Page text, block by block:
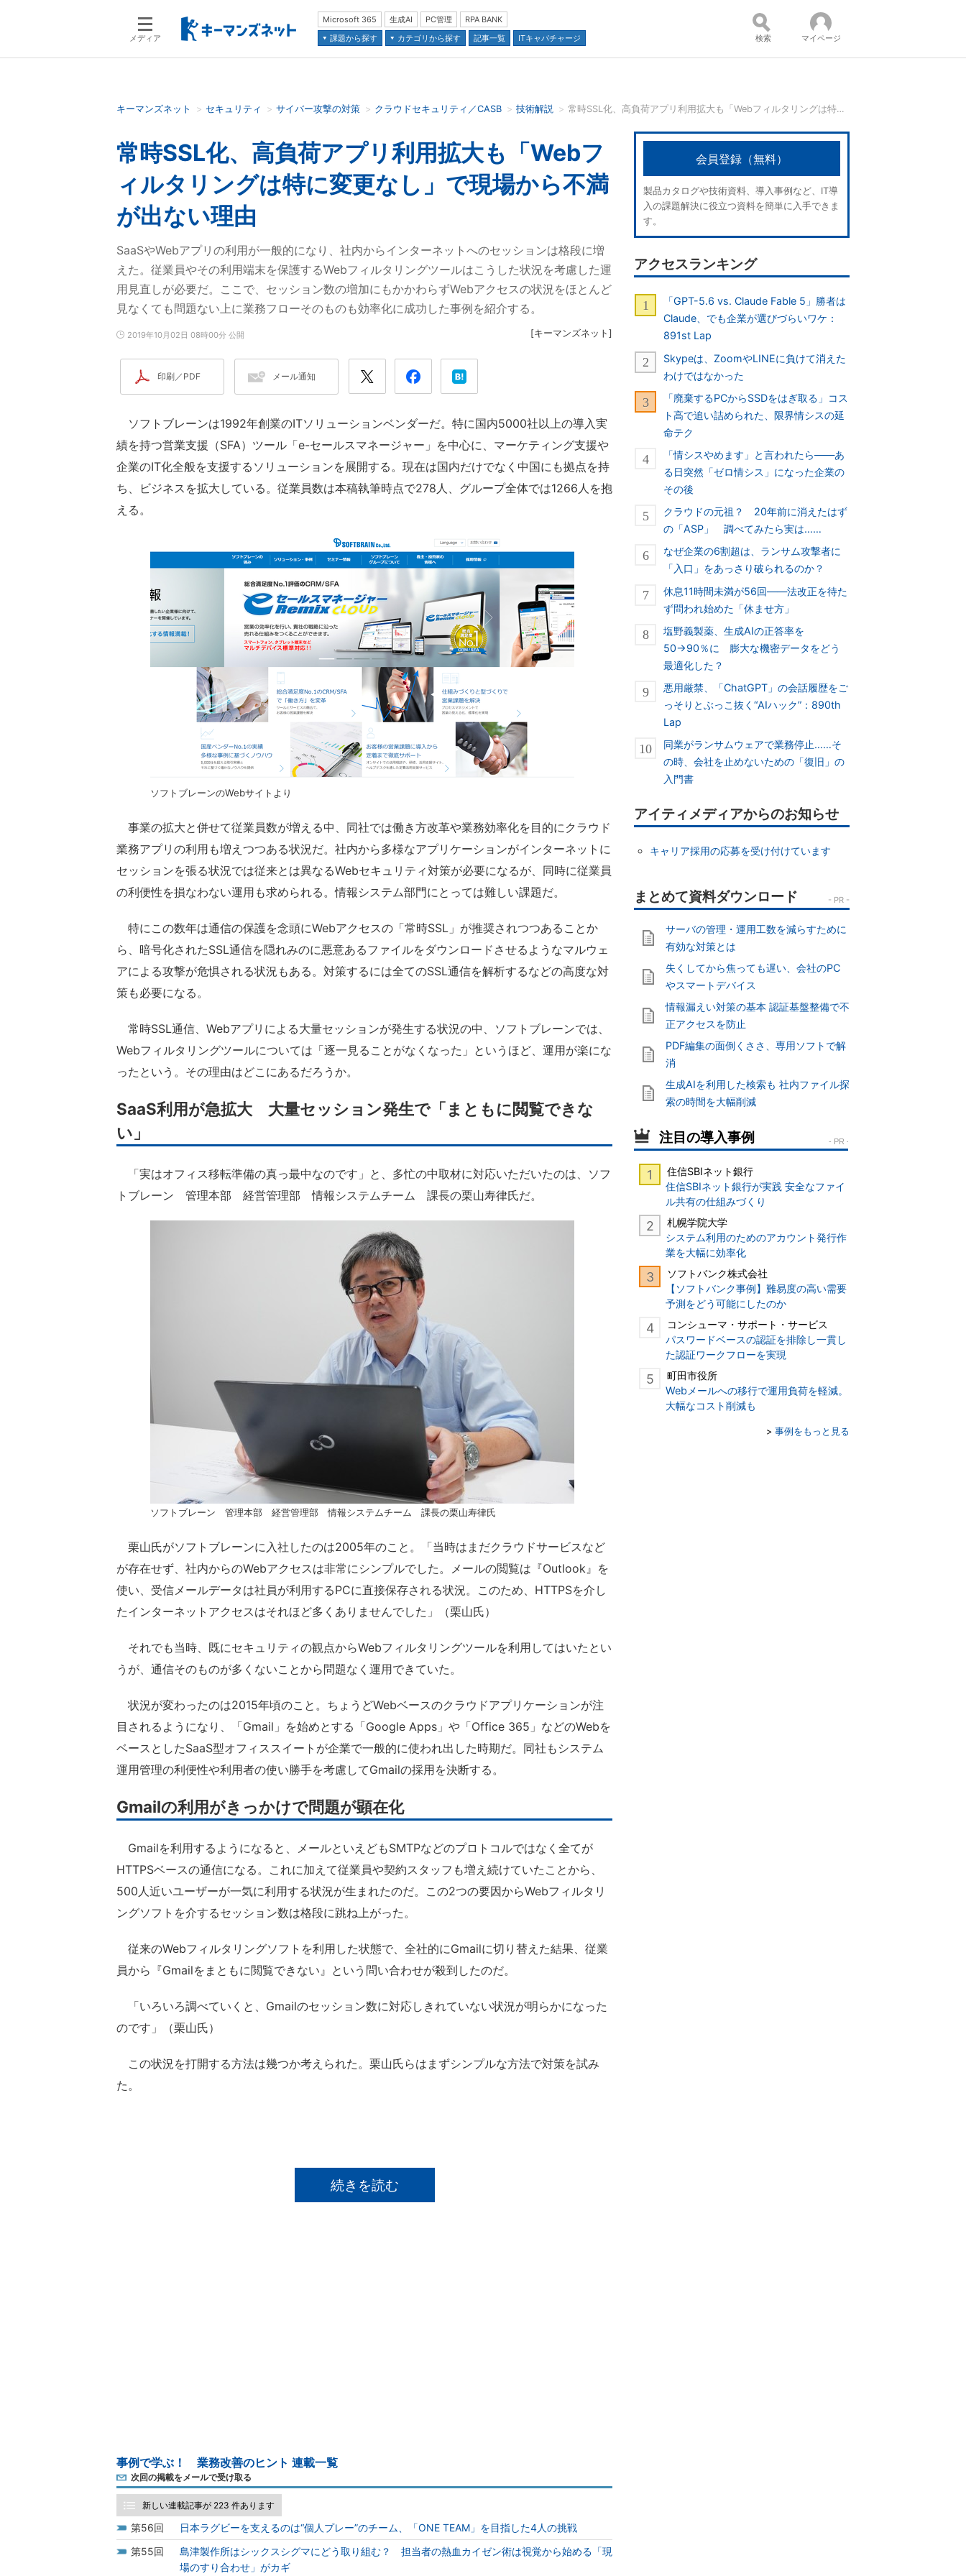
メディア
Microsoft 365 生成AI PC管理
RPA BANK
課題から探す
カテゴリから探す 記事一覧 ITキャパチャージ
検索語を入力してください コンテンツ：
並び順：
検索 マイページ
キーマンズネット セキュリティ サイバー攻撃の対策 クラウドセキュリティ／CASB 技術解説 常時SSL化、高負荷アプリ利用拡大も「Webフィルタリングは特に変更なし」で現場から不満が出ない理由
常時SSL化、高負荷アプリ利用拡大も「Webフ
ィルタリングは特に変更なし」で現場から不満
が出ない理由
SaaSやWebアプリの利用が一般的になり、社内からインターネットへのセッションは格段に増
えた。従業員やその利用端末を保護するWebフィルタリングツールはこうした状況を考慮した運
用見直しが必要だ。ここで、セッション数の増加にもかかわらずWebアクセスの状況をほとんど
見なくても問題ない上に業務フローそのものも効率化に成功した事例を紹介する。
2019年10月02日 08時00分 公開 [キーマンズネット ]
印刷／PDF メール通知
ソフトブレーンは1992年創業のITソリューションベンダーだ。特に国内5000社以上の導入実
績を持つ営業支援（SFA）ツール「e-セールスマネージャー」を中心に、マーケティング支援や
企業のIT化全般を支援するソリューションを展開する。現在は国内だけでなく中国にも拠点を持
ち、ビジネスを拡大している。従業員数は本稿執筆時点で278人、グループ全体では1266人を抱
える。
ソフトブレーンのWebサイトより
事業の拡大と併せて従業員数が増える中、同社では働き方改革や業務効率化を目的にクラウド
業務アプリの利用も増えつつある状況だ。社内から多様なアプリケーションがインターネットに
セッションを張る状況では従来とは異なるWebセキュリティ対策が必要になるが、同時に従業員
の利便性を損なわない運用も求められる。情報システム部門にとっては難しい課題だ。
特にこの数年は通信の保護を念頭にWebアクセスの「常時SSL」が推奨されつつあることか
ら、暗号化されたSSL通信を隠れみのに悪意あるファイルをダウンロードさせるようなマルウェ
アによる攻撃が危惧される状況もある。対策するには全てのSSL通信を解析するなどの高度な対
策も必要になる。
常時SSL通信、Webアプリによる大量セッションが発生する状況の中、ソフトブレーンでは、
Webフィルタリングツールについては「逐一見ることがなくなった」というほど、運用が楽にな
ったという。その理由はどこにあるだろうか。
SaaS利用が急拡大 大量セッション発生で「まともに閲覧できな
い」
「実はオフィス移転準備の真っ最中なのです」と、多忙の中取材に対応いただいたのは、ソフ
トブレーン 管理本部 経営管理部 情報システムチーム 課長の栗山寿律氏だ。
ソフトブレーン 管理本部 経営管理部 情報システムチーム 課長の栗山寿律氏
栗山氏がソフトブレーンに入社したのは2005年のこと。「当時はまだクラウドサービスなど
が存在せず、社内からのWebアクセスは非常にシンプルでした。メールの閲覧は『Outlook』を
使い、受信メールデータは社員が利用するPCに直接保存される状況。このため、HTTPSを介し
たインターネットアクセスはそれほど多くありませんでした」（栗山氏）
それでも当時、既にセキュリティの観点からWebフィルタリングツールを利用してはいたとい
うが、通信そのものが多くないことから問題なく運用できていた。
状況が変わったのは2015年頃のこと。ちょうどWebベースのクラウドアプリケーションが注
目されるようになり、「Gmail」を始めとする「Google Apps」や「Office 365」などのWebを
ベースとしたSaaS型オフィススイートが企業で一般的に使われ出した時期だ。同社もシステム
運用管理の利便性や利用者の使い勝手を考慮してGmailの採用を決断する。
Gmailの利用がきっかけで問題が顕在化
Gmailを利用するようになると、メールといえどもSMTPなどのプロトコルではなく全てが
HTTPSベースの通信になる。これに加えて従業員や契約スタッフも増え続けていたことから、
500人近いユーザーが一気に利用する状況が生まれたのだ。この2つの要因からWebフィルタリ
ングソフトを介するセッション数は格段に跳ね上がった。
従来のWebフィルタリングソフトを利用した状態で、全社的にGmailに切り替えた結果、従業
員から『Gmailをまともに閲覧できない』という問い合わせが殺到したのだ。
「いろいろ調べていくと、Gmailのセッション数に対応しきれていない状況が明らかになった
のです」（栗山氏）
この状況を打開する方法は幾つか考えられた。栗山氏らはまずシンプルな方法で対策を試み
た。
続きを読む
事例で学ぶ！ 業務改善のヒント 連載一覧
次回の掲載をメールで受け取る
新しい連載記事が 223 件あります
56
日本ラグビーを支えるのは“個人プレー”のチーム、「ONE TEAM」を目指した4人の挑戦
55
島津製作所はシックスシグマにどう取り組む？ 担当者の熱血カイゼン術は視覚から始める「現
場のすり合わせ」がカギ
会員登録（無料）
製品カタログや技術資料、導入事例など、IT導
入の課題解決に役立つ資料を簡単に入手できま
す。
アクセスランキング
「GPT-5.6 vs. Claude Fable 5」勝者は
Claude、でも企業が選びづらいワケ：
891st Lap
Skypeは、ZoomやLINEに負けて消えた
わけではなかった
「廃棄するPCからSSDをはぎ取る」コス
ト高で追い詰められた、限界情シスの延
命テク
「情シスやめます」と言われたら――あ
る日突然「ゼロ情シス」になった企業の
その後
クラウドの元祖？ 20年前に消えたはず
の「ASP」 調べてみたら実は……
なぜ企業の6割超は、ランサム攻撃者に
「入口」をあっさり破られるのか？
休息11時間未満が56回――法改正を待た
ず問われ始めた「休ませ方」
塩野義製薬、生成AIの正答率を
50→90％に 膨大な機密データをどう
最適化した？
悪用厳禁、「ChatGPT」の会話履歴をご
っそりとぶっこ抜く“AIハック”：890th
Lap
同業がランサムウェアで業務停止……そ
の時、会社を止めないための「復旧」の
入門書
アイティメディアからのお知らせ
キャリア採用の応募を受け付けています
サーバの管理・運用工数を減らすために
有効な対策とは
失くしてから焦っても遅い、会社のPC
やスマートデバイス
情報漏えい対策の基本 認証基盤整備で不
正アクセスを防止
PDF編集の面倒くささ、専用ソフトで解
消
生成AIを利用した検索も 社内ファイル探
索の時間を大幅削減